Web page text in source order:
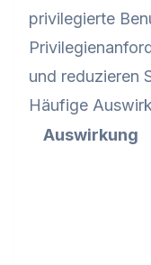
privilegierte
und reduzieren
Häufige
Auswirkung